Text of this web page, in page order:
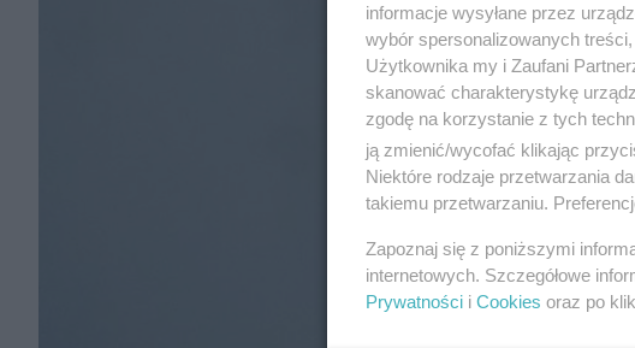
informacje wysyłane przez
wybór spersonalizowanych
Użytkownika my i Zaufani
skanować charakterystykę
zgodę na korzystanie z tych
ją zmienić/wycofać klikając
Niektóre rodzaje przetwarzania
takiemu przetwarzaniu.
Zapoznaj się z poniższymi
internetowych. Szczegółowe
Prywatności i Cookies oraz po